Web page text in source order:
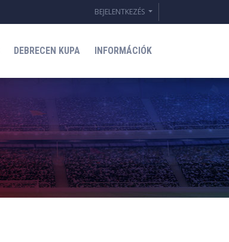
BEJELENTKEZÉS
DEBRECEN KUPA INFORMÁCIÓK